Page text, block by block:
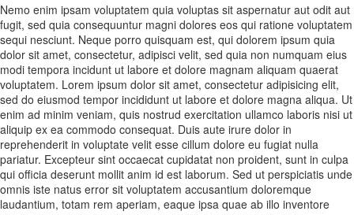
Nemo enim ipsam voluptatem quia voluptas sit aspernatur aut odit aut
fugit, sed quia consequuntur magni dolores eos qui ratione voluptatem
sequi nesciunt. Neque porro quisquam est, qui dolorem ipsum quia
dolor sit amet, consectetur, adipisci velit, sed quia non numquam eius
modi tempora incidunt ut labore et dolore magnam aliquam quaerat
voluptatem. Lorem ipsum dolor sit amet, consectetur adipisicing elit,
sed do eiusmod tempor incididunt ut labore et dolore magna aliqua. Ut
enim ad minim veniam, quis nostrud exercitation ullamco laboris nisi ut
aliquip ex ea commodo consequat. Duis aute irure dolor in
reprehenderit in voluptate velit esse cillum dolore eu fugiat nulla
pariatur. Excepteur sint occaecat cupidatat non proident, sunt in culpa
qui officia deserunt mollit anim id est laborum. Sed ut perspiciatis unde
omnis iste natus error sit voluptatem accusantium doloremque
laudantium, totam rem aperiam, eaque ipsa quae ab illo inventore